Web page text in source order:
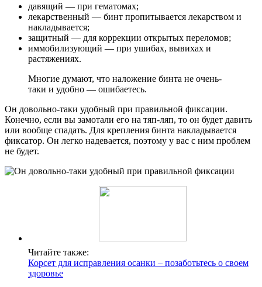
давящий — при гематомах;
лекарственный — бинт пропитывается лекарством и
накладывается;
защитный — для коррекции открытых переломов;
иммобилизующий — при ушибах, вывихах и
растяжениях.
Многие думают, что наложение бинта не очень-
таки и удобно — ошибаетесь.
Он довольно-таки удобный при правильной фиксации.
Конечно, если вы замотали его на тяп-ляп, то он будет давить
или вообще спадать. Для крепления бинта накладывается
фиксатор. Он легко надевается, поэтому у вас с ним проблем
не будет.
Читайте также:
Корсет для исправления осанки – позаботьтесь о своем
здоровье